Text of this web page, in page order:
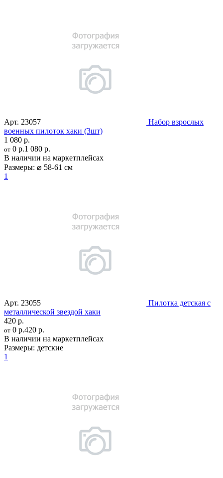
Арт. 23057
Набор взрослых
военных пилоток хаки (3шт)
1 080 р.
от 0 р.1 080 р.
В наличии на маркетплейсах
Размеры: ⌀ 58-61 см
1
Арт. 23055
Пилотка детская с
металлической звездой хаки
420 р.
от 0 р.420 р.
В наличии на маркетплейсах
Размеры: детские
1